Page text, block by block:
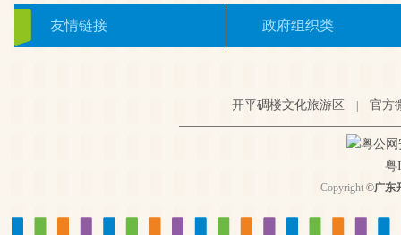
友情链接 政府组织类
开平碉楼文化旅游区 官方
粤公网
粤
Copyright ©广东